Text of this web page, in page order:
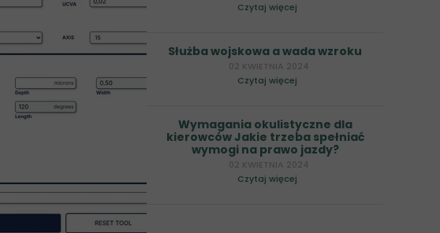
Dr n. med. Łukasz Drzyzga
Dr Anna Laudy-Sip
Dr n. med. Katarzyna Jadczyk-Sorek
Dr n. med. Katarzyna Morawiec-Cieślar
Czytaj więcej
Służba wojskowa a wada wzroku
02 KWIETNIA 2024
Czytaj więcej
Wymagania okulistyczne dla
kierowców Jakie trzeba spełniać
wymogi na prawo jazdy?
02 KWIETNIA 2024
Czytaj więcej